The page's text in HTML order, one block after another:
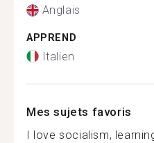
Anglais
APPREND
Italien
Mes sujets favoris
I love socialism,